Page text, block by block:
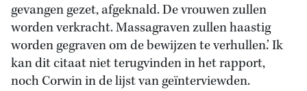
gevangen gezet, afgeknald. De vrouwen zullen
worden verkracht. Massagraven zullen haastig
worden gegraven om de bewijzen te verhullen.’ Ik
kan dit citaat niet terugvinden in het rapport,
noch Corwin in de lijst van geïnterviewden.